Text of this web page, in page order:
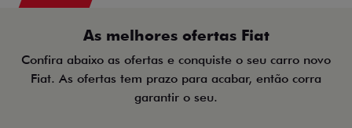
As melhores ofertas Fiat
Confira abaixo as ofertas e conquiste o seu carro novo
Fiat. As ofertas tem prazo para acabar, então corra
garantir o seu.